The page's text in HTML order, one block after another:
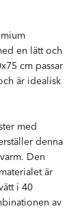
en lätt och
cm passar
är idealisk
med
denna
Den
är
i 40
av